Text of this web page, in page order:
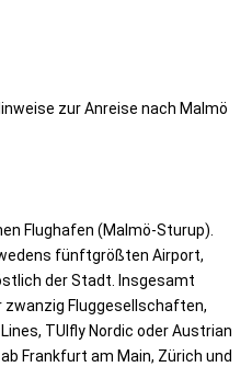
zur Anreise nach Malmö
Flughafen (Malmö-Sturup).
fünftgrößten Airport,
der Stadt. Insgesamt
zwanzig Fluggesellschaften,
TUIfly Nordic oder Austrian
Frankfurt am Main, Zürich und